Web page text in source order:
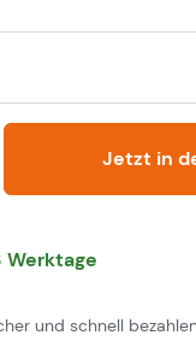
ProduktJetzt in
Werktage
und schnell